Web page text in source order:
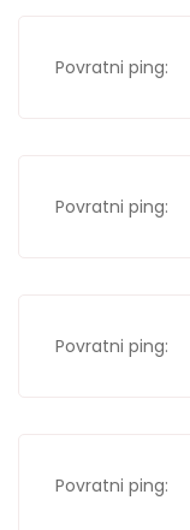
Povratni ping:
Povratni ping:
Povratni ping:
Povratni ping: